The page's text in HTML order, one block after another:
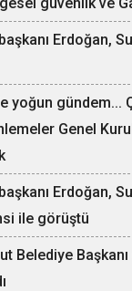
Erdoğan,
yoğun gündem...
Genel
Erdoğan,
ile görüştü
Belediye